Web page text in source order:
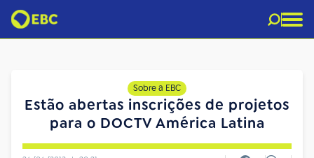
Sobre a EBC
Estão abertas inscrições de projetos
para o DOCTV América Latina